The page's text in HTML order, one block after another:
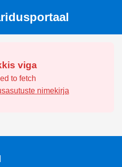
viga
to fetch
nimekirja